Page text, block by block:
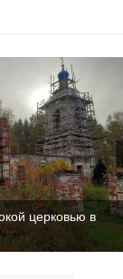
церковью в